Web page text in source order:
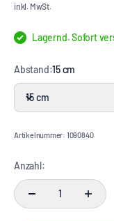
inkl. MwSt.
Lagernd. Sofort
Abstand:15 cm
15 cm
Artikelnummer: 1090840
Anzahl: